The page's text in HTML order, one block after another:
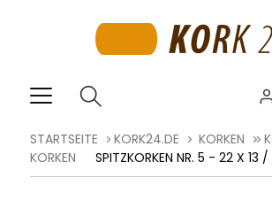
STARTSEITE KORK24.DE KORKEN
KORKEN
SPITZKORKEN NR. 5 - 22 X 13 /